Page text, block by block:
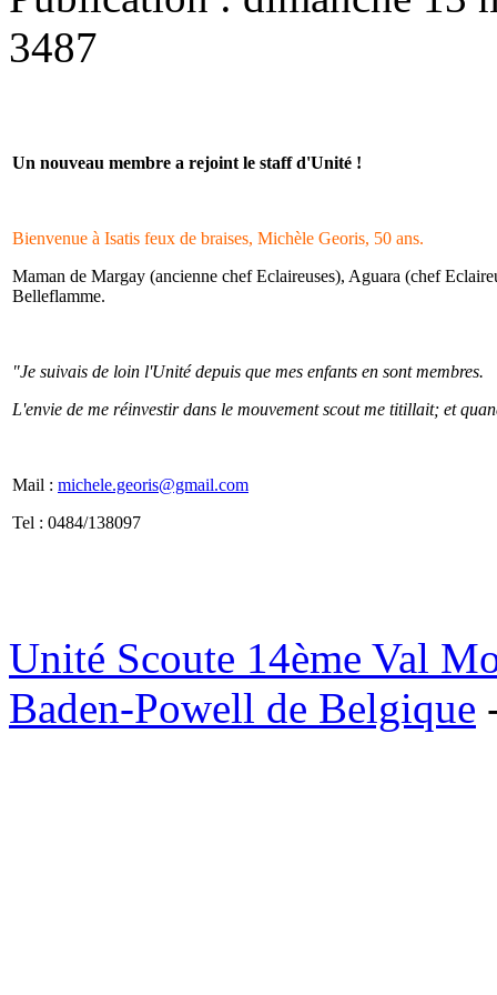
3487
Un nouveau membre a rejoint le staff d'Unité !
Bienvenue à Isatis feux de braises, Michèle Georis, 50 ans.
Maman de Margay (ancienne chef Eclaireuses), Aguara (chef
Belleflamme.
"Je suivais de loin l'Unité depuis que mes enfants en sont membres.
L'envie de me réinvestir dans le mouvement scout me titillait; et
Mail : michele.georis@gmail.com
Tel : 0484/138097
Unité Scoute 14ème Val
Baden-Powell de Belgique